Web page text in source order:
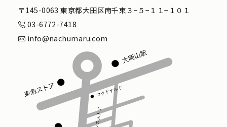
〒145-0063 東京都大田区南千束３−５−１１−１０１
03-6772-7418
info@nachumaru.com